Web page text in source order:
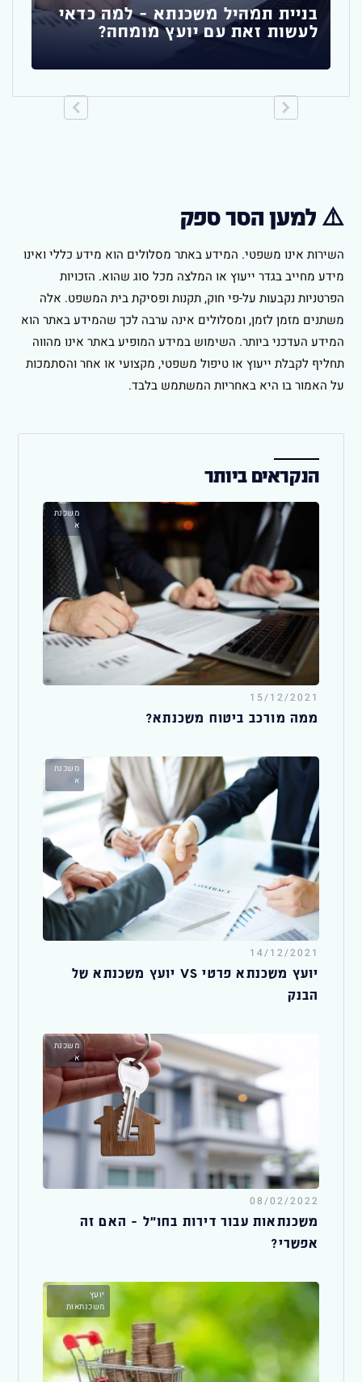
בניית תמהיל משכנתא – למה כדאי
לעשות זאת עם יועץ מומחה?
⚠️ למען הסר ספק
השירות אינו משפטי. המידע באתר מסלולים הוא מידע כללי ואינו
מידע מחייב בגדר ייעוץ או המלצה מכל סוג שהוא. הזכויות
הפרטניות נקבעות על-פי חוק, תקנות ופסיקת בית המשפט. אלה
משתנים מזמן לזמן, ומסלולים אינה ערבה לכך שהמידע באתר הוא
המידע העדכני ביותר. השימוש במידע המופיע באתר אינו מהווה
תחליף לקבלת ייעוץ או טיפול משפטי, מקצועי או אחר והסתמכות
על האמור בו היא באחריות המשתמש בלבד.
הנקראים ביותר
משכנת
א
15/12/2021
ממה מורכב ביטוח משכנתא?
משכנת
א
14/12/2021
יועץ משכנתא פרטי VS יועץ משכנתא של
הבנק
משכנת
א
08/02/2022
משכנתאות עבור דירות בחו״ל – האם זה
אפשרי?
יועץ
משכנתאות